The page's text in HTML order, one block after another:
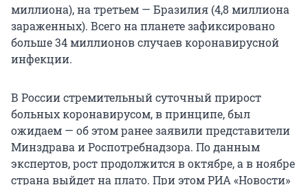
миллиона), на третьем — Бразилия (4,8 миллиона
зараженных). Всего на планете зафиксировано
больше 34 миллионов случаев коронавирусной
инфекции.
В России стремительный суточный прирост
больных коронавирусом, в принципе, был
ожидаем — об этом ранее заявили представители
Минздрава и Роспотребнадзора. По данным
экспертов, рост продолжится в октябре, а в ноябре
страна выйдет на плато. При этом РИА «Новости»